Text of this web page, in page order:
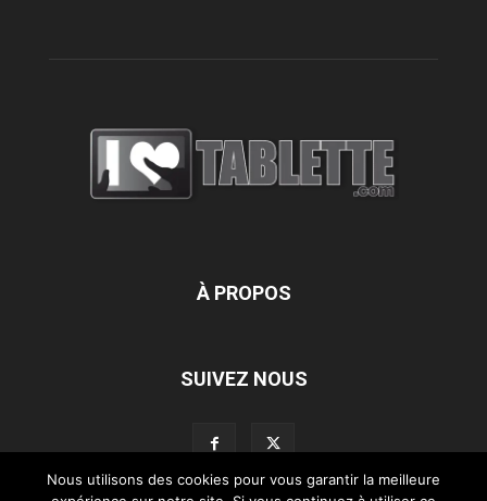
À PROPOS
SUIVEZ NOUS
Nous utilisons des cookies pour vous garantir la meilleure